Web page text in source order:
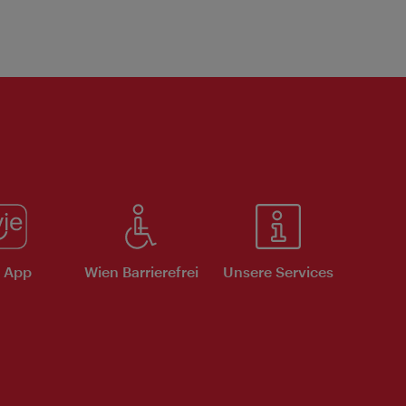
App Wien Barrierefrei Unsere Services